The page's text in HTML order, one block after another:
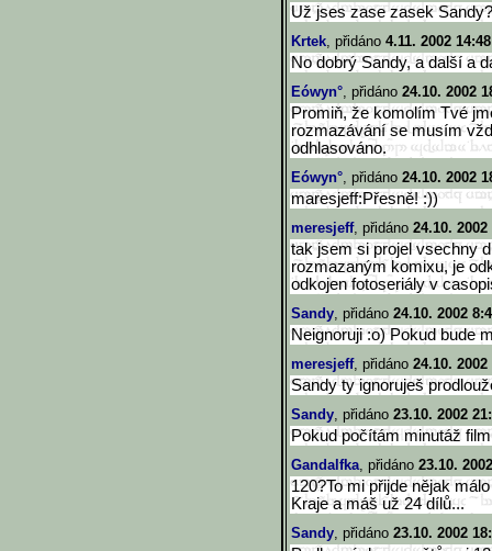
Už jses zase zasek Sandy?
Krtek, přidáno 4.11. 2002
No dobrý Sandy, a další a
Eówyn°, přidáno 24.10. 2002
Promiň, že komolím Tvé
rozmazávání se musím
odhlasováno.
Eówyn°, přidáno 24.10. 2002
maresjeff:Přesně! :))
meresjeff, přidáno 24.10. 2002
tak jsem si projel vsechny
rozmazaným komixu, je
odkojen fotoseriály v
Sandy, přidáno 24.10. 2002
Neignoruji :o) Pokud bude
meresjeff, přidáno 24.10. 2002
Sandy ty ignoruješ
Sandy, přidáno 23.10. 2002
Pokud počítám minutáž
Gandalfka, přidáno 23.10.
120?To mi přijde nějak
Kraje a máš už 24 dílů...
Sandy, přidáno 23.10. 2002